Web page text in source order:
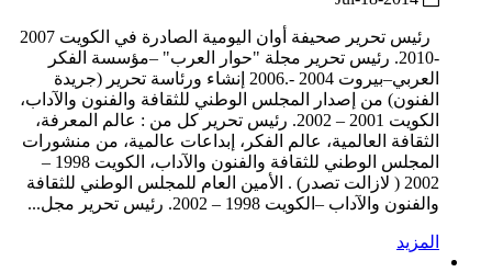
رئيس تحرير صحيفة أوان اليومية الصادرة في الكويت 2007
-2010. رئيس تحرير مجلة "حوار العرب" –مؤسسة الفكر
العربي–بيروت 2004 -.2006 إنشاء ورئاسة تحرير (جريدة
الفنون) من إصدار المجلس الوطني للثقافة والفنون والآداب،
الكويت 2001 – 2002. رئيس تحرير كل من : عالم المعرفة،
الثقافة العالمية، عالم الفكر، إبداعات عالمية، من منشورات
المجلس الوطني للثقافة والفنون والآداب، الكويت 1998 –
2002 ( لازالت تصدر) . الأمين العام للمجلس الوطني للثقافة
والفنون والآداب –الكويت 1998 – 2002. رئيس تحرير مجل...
المزيد